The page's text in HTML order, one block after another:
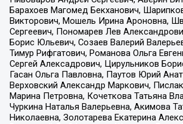
Барахоев Магомед Бекханович,
Викторович, Мошель Ирина Ароновна,
Сергеевич, Пономарев Лев
Борис Юльевич, Созаев Валерий
Тимур Рифгатович, Романова Ольга
Сергей Алексадрович, Цирульников
Гасан Ольга Павловна, Паутов Юрий
Верховский Александр Маркович,
Марина Петровна, Кочеткова Татьяна
Чуркина Наталья Валерьевна, Акимова
Николаевна, Золотарева Екатерина